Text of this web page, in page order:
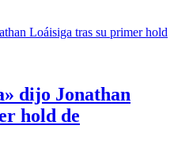
dijo Jonathan
hold de